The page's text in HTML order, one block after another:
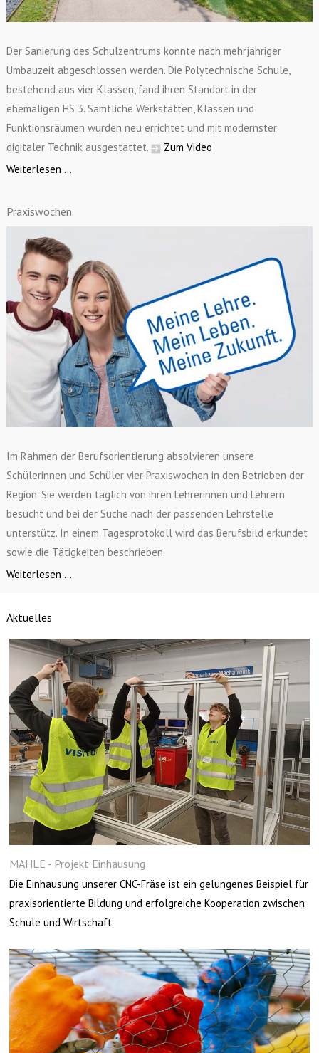
Der Sanierung des Schulzentrums konnte nach mehrjähriger
Umbauzeit abgeschlossen werden. Die Polytechnische Schule,
bestehend aus vier Klassen, fand ihren Standort in der
ehemaligen HS 3. Sämtliche Werkstätten, Klassen und
Funktionsräumen wurden neu errichtet und mit modernster
digitaler Technik ausgestattet.
Zum Video
Weiterlesen ...
Praxiswochen
Im Rahmen der Berufsorientierung absolvieren unsere
Schülerinnen und Schüler vier Praxiswochen in den Betrieben der
Region. Sie werden täglich von ihren Lehrerinnen und Lehrern
besucht und bei der Suche nach der passenden Lehrstelle
unterstütz. In einem Tagesprotokoll wird das Berufsbild erkundet
sowie die Tätigkeiten beschrieben.
Weiterlesen ...
Aktuelles
MAHLE - Projekt Einhausung
Die Einhausung unserer CNC-Fräse ist ein gelungenes Beispiel für
praxisorientierte Bildung und erfolgreiche Kooperation zwischen
Schule und Wirtschaft.